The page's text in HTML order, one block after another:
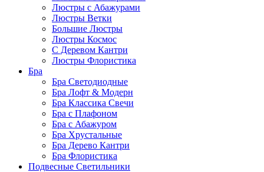
Люстры с Абажурами
Люстры Ветки
Большие Люстры
Люстры Космос
С Деревом Кантри
Люстры Флористика
Бра
Бра Светодиодные
Бра Лофт & Модерн
Бра Классика Свечи
Бра с Плафоном
Бра с Абажуром
Бра Хрустальные
Бра Дерево Кантри
Бра Флористика
Подвесные Светильники